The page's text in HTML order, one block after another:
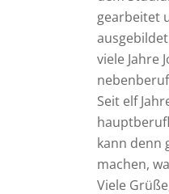
gearbeitet
viele Jahre
Seit elf
kann denn
machen,
Viele